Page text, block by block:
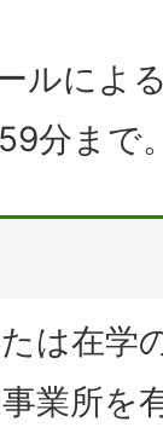
ルによ
分まで
は在学
業所を